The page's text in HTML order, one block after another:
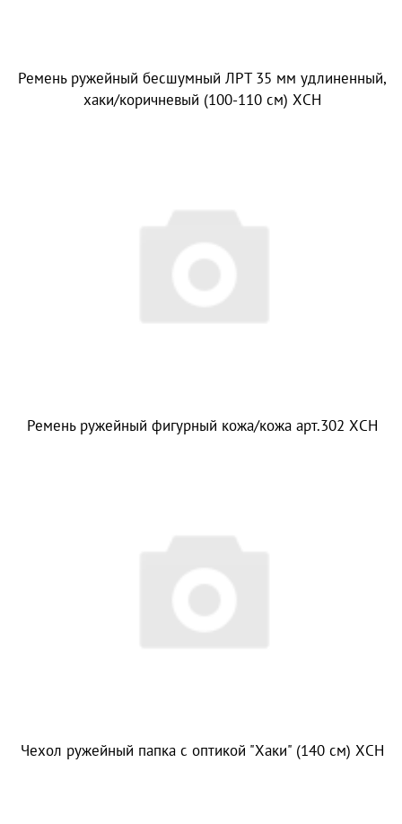
Ремень ружейный бесшумный ЛРТ 35 мм удлиненный,
хаки/коричневый (100-110 см) ХСН
Ремень ружейный фигурный кожа/кожа арт.302 ХСН
Чехол ружейный папка с оптикой "Хаки" (140 см) ХСН